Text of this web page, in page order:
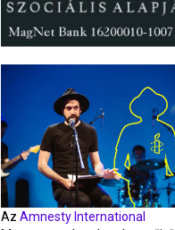
Az Amnesty International